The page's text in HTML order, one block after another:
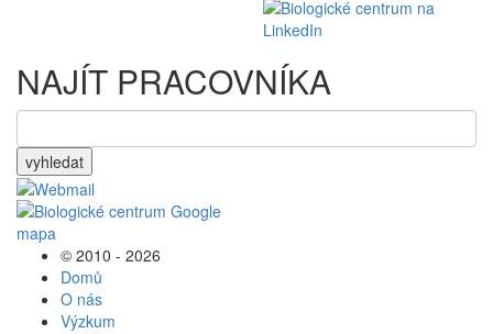
NAJÍT PRACOVNÍKA
vyhledat
© 2010 - 2026
Domů
O nás
Výzkum